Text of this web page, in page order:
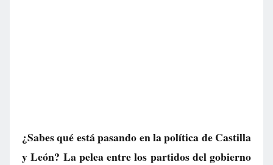
¿Sabes qué está pasando en la política de Castilla
y León? La pelea entre los partidos del gobierno